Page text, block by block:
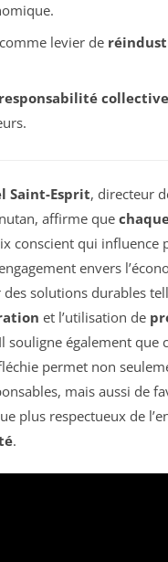
levier de
responsabilité collective
Saint-Esprit, directeur
affirme que
conscient qui influence
envers
solutions durables
et l’utilisation de
souligne également que
permet non
mais aussi de
plus respectueux de
.